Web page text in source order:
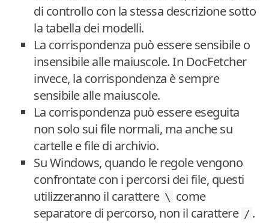
di controllo con la stessa descrizione sotto
la tabella dei modelli.
La corrispondenza può essere sensibile o
insensibile alle maiuscole. In DocFetcher
invece, la corrispondenza è sempre
sensibile alle maiuscole.
La corrispondenza può essere eseguita
non solo sui file normali, ma anche su
cartelle e file di archivio.
Su Windows, quando le regole vengono
confrontate con i percorsi dei file, questi
utilizzeranno il carattere \ come
separatore di percorso, non il carattere / .